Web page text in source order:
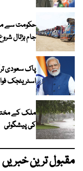
حکومت سے
جام ہڑتال
پاک سعودی
اسٹریٹجک
ملک کے
کی پیشگوئی
مقبول ترین خبریں